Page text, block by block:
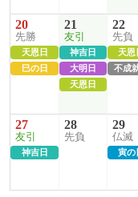
20
先勝
天恩日
巳の日
21
友引
神吉日
大明日
天恩日
22
先負
天恩
不成
27
友引
神吉日
28
先負
29
仏滅
寅の